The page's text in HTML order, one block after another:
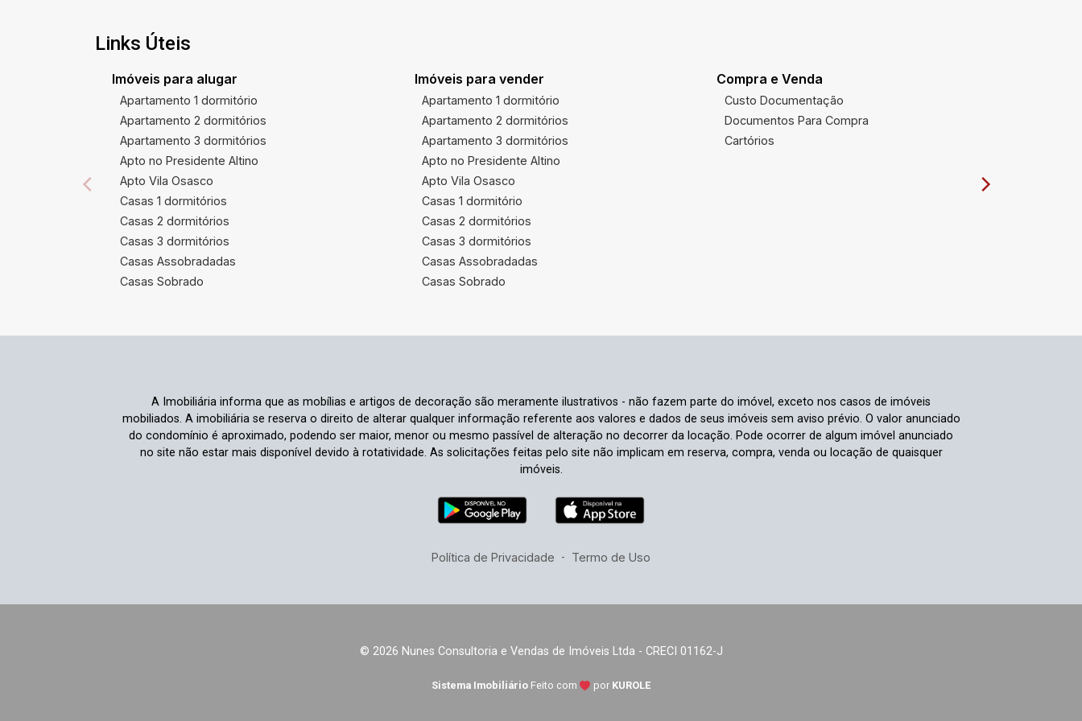
Links Úteis
Imóveis para alugar
Apartamento 1 dormitório
Apartamento 2 dormitórios
Apartamento 3 dormitórios
Apto no Presidente Altino
Apto Vila Osasco
Casas 1 dormitórios
Casas 2 dormitórios
Casas 3 dormitórios
Casas Assobradadas
Casas Sobrado
Imóveis para vender
Apartamento 1 dormitório
Apartamento 2 dormitórios
Apartamento 3 dormitórios
Apto no Presidente Altino
Apto Vila Osasco
Casas 1 dormitório
Casas 2 dormitórios
Casas 3 dormitórios
Casas Assobradadas
Casas Sobrado
Compra e Venda
Custo Documentação
Documentos Para Compra
Cartórios
A Imobiliária informa que as mobílias e artigos de decoração são meramente ilustrativos - não fazem parte do imóvel, exceto nos casos de imóveis
mobiliados. A imobiliária se reserva o direito de alterar qualquer informação referente aos valores e dados de seus imóveis sem aviso prévio. O valor anunciado
do condomínio é aproximado, podendo ser maior, menor ou mesmo passível de alteração no decorrer da locação. Pode ocorrer de algum imóvel anunciado
no site não estar mais disponível devido à rotatividade. As solicitações feitas pelo site não implicam em reserva, compra, venda ou locação de quaisquer
imóveis.
Política de Privacidade - Termo de Uso
© 2026 Nunes Consultoria e Vendas de Imóveis Ltda - CRECI 01162-J
Sistema Imobiliário Feito com por KUROLE